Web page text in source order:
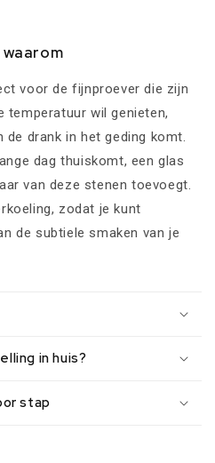
voor de fijnproever die zijn
temperatuur wil genieten,
drank in het geding komt.
dag thuiskomt, een glas
van deze stenen toevoegt.
zodat je kunt
de subtiele smaken van je
in huis?
stap